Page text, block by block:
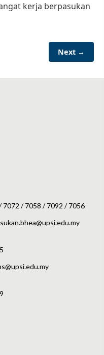
kerja berpasukan
Next →
/ 7058 / 7092 / 7056